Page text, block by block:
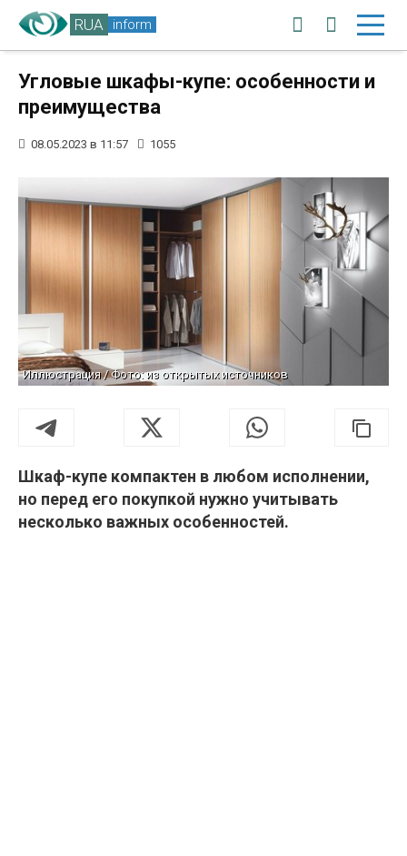
RUA inform
Угловые шкафы-купе: особенности и
преимущества
08.05.2023 в 11:57 1055
Иллюстрация / Фото: из открытых источников
Шкаф-купе компактен в любом исполнении,
но перед его покупкой нужно учитывать
несколько важных особенностей.